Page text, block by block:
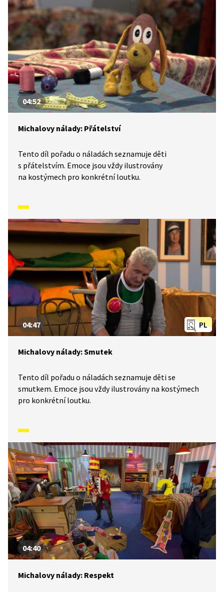
04:52
Michalovy nálady: Přátelství
Tento díl pořadu o náladách seznamuje děti
s přátelstvím. Emoce jsou vždy ilustrovány
na kostýmech pro konkrétní loutku.
PL
04:47
Michalovy nálady: Smutek
Tento díl pořadu o náladách seznamuje děti se
smutkem. Emoce jsou vždy ilustrovány na kostýmech
pro konkrétní loutku.
04:40
Michalovy nálady: Respekt